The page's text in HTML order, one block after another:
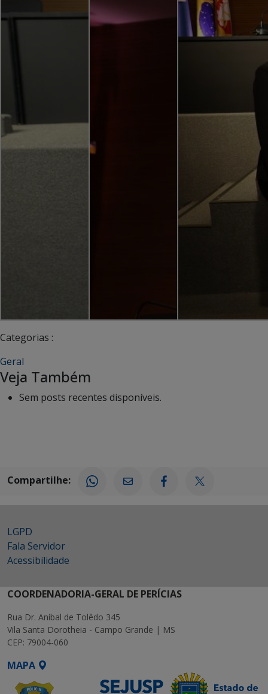
Categorias :
Geral
Veja Também
Sem posts recentes disponíveis.
Compartilhe:
LGPD
Fala Servidor
Acessibilidade
COORDENADORIA-GERAL DE PERÍCIAS
Rua Dr. Aníbal de Tolêdo 345
Vila Santa Dorotheia - Campo Grande | MS
CEP: 79004-060
MAPA